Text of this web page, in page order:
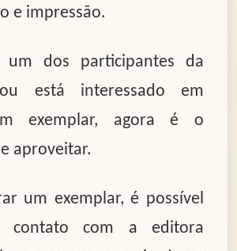
e impressão.
dos participantes da
está interessado em
exemplar, agora é o
aproveitar.
um exemplar, é possível
contato com a editora